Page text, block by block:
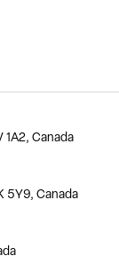
Canada
5Y9, Canada